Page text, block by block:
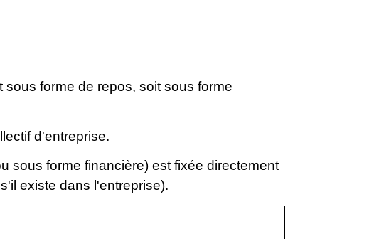
forme de repos, soit sous forme
d'entreprise.
sous forme financière) est fixée directement
s'il existe dans l'entreprise).